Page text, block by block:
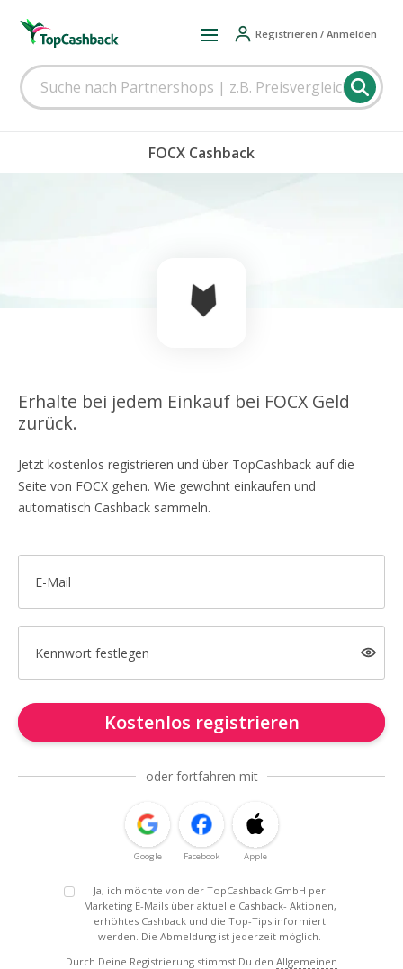
Registrieren / Anmelden
FOCX Cashback
Erhalte bei jedem Einkauf bei FOCX Geld
zurück.
Jetzt kostenlos registrieren und über TopCashback auf die
Seite von FOCX gehen. Wie gewohnt einkaufen und
automatisch Cashback sammeln.
E-Mail
Kennwort festlegen
Kostenlos registrieren
oder fortfahren mit
Google Facebook Apple
Ja, ich möchte von der TopCashback GmbH per
Marketing E-Mails über aktuelle Cashback- Aktionen,
erhöhtes Cashback und die Top-Tips informiert
werden. Die Abmeldung ist jederzeit möglich.
Durch Deine Registrierung stimmst Du den Allgemeinen